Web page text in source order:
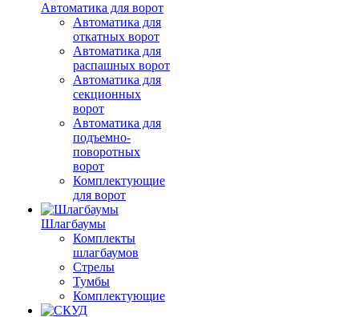
Автоматика для ворот
Автоматика для
откатных ворот
Автоматика для
распашных ворот
Автоматика для
секционных
ворот
Автоматика для
подъемно-
поворотных
ворот
Комплектующие
для ворот
Шлагбаумы
Комплекты
шлагбаумов
Стрелы
Тумбы
Комплектующие